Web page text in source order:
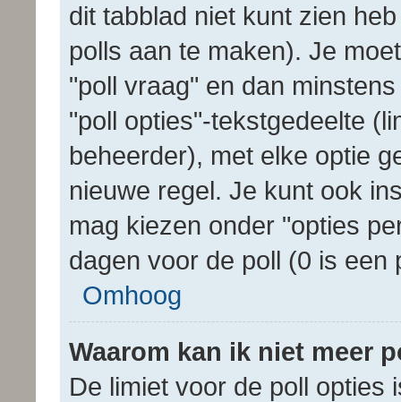
dit tabblad niet kunt zien
polls aan te maken). Je
"poll vraag" en dan
"poll opties"-tekstgedeelte
beheerder), met elke optie
nieuwe regel. Je kunt ook
mag kiezen onder "opties
dagen voor de poll (0 is een
Omhoog
Waarom kan ik niet meer
De limiet voor de poll opties